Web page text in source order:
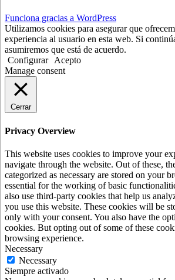
Funciona gracias a WordPress
Utilizamos cookies para asegurar que
experiencia al usuario en esta web. Si
asumiremos que está de acuerdo.
Configurar
Acepto
Manage consent
Cerrar
Privacy Overview
This website uses cookies to improve your
navigate through the website. Out of these,
categorized as necessary are stored on your
essential for the working of basic
also use third-party cookies that help us
you use this website. These cookies will be
only with your consent. You also have the
cookies. But opting out of some of these
browsing experience.
Necessary
Necessary
Siempre activado